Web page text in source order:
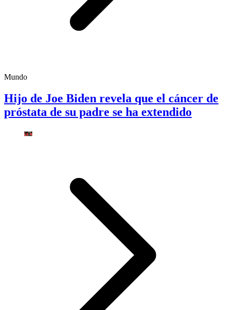
Mundo
Hijo de Joe Biden revela que el cáncer de
próstata de su padre se ha extendido